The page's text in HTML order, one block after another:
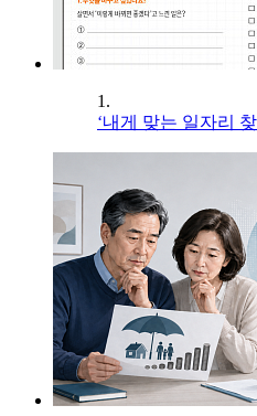
1.
‘내게 맞는 일자리